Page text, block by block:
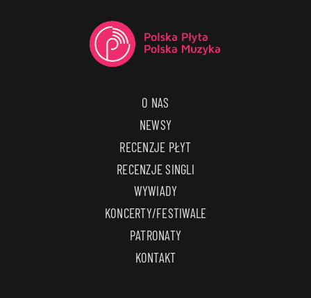
O NAS
NEWSY
RECENZJE PŁYT
RECENZJE SINGLI
WYWIADY
KONCERTY/FESTIWALE
PATRONATY
KONTAKT